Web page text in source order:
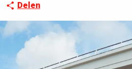
Delen